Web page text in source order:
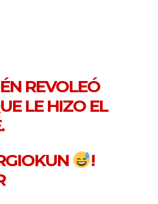
REVOLEÓ
LE HIZO EL
!